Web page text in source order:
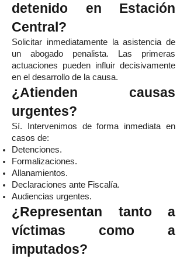
detenido en Estación
Central?
Solicitar inmediatamente la asistencia de
un abogado penalista. Las primeras
actuaciones pueden influir decisivamente
en el desarrollo de la causa.
¿Atienden causas
urgentes?
Sí. Intervenimos de forma inmediata en
casos de:
Detenciones.
Formalizaciones.
Allanamientos.
Declaraciones ante Fiscalía.
Audiencias urgentes.
¿Representan tanto a
víctimas como a
imputados?